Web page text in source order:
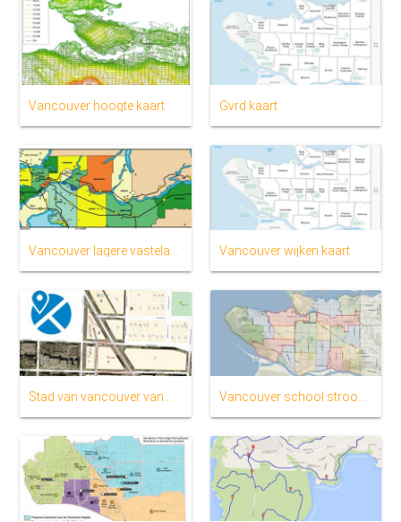
Vancouver hoogte kaart Gvrd kaart
Vancouver lagere vasteland kaart Vancouver wijken kaart